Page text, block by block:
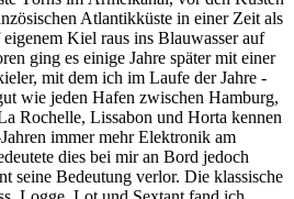
Atlantikküste in einer Zeit als
Kiel raus ins Blauwasser auf
ging es einige Jahre später mit einer
mit dem ich im Laufe der Jahre -
wie jeden Hafen zwischen Hamburg,
Rochelle, Lissabon und Horta kennen
immer mehr Elektronik am
dies bei mir an Bord jedoch
seine Bedeutung verlor. Die klassische